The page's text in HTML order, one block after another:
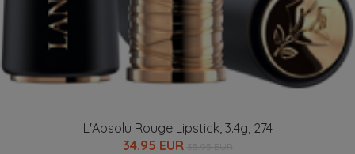
L'Absolu Rouge Lipstick, 3.4g, 274
34.95 EUR